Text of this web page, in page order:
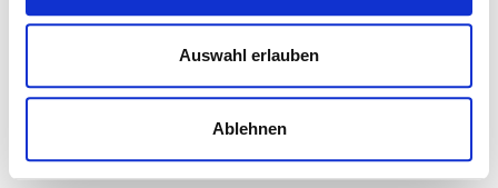
Auswahl erlauben
Ablehnen